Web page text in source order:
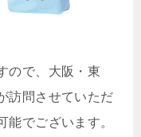
ので、大阪・東
訪問させていただ
でございます。